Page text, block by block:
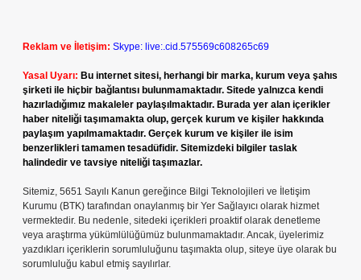
Reklam ve İletişim: Skype: live:.cid.575569c608265c69
Yasal Uyarı: Bu internet sitesi, herhangi bir marka, kurum veya şahıs
şirketi ile hiçbir bağlantısı bulunmamaktadır. Sitede yalnızca kendi
hazırladığımız makaleler paylaşılmaktadır. Burada yer alan içerikler
haber niteliği taşımamakta olup, gerçek kurum ve kişiler hakkında
paylaşım yapılmamaktadır. Gerçek kurum ve kişiler ile isim
benzerlikleri tamamen tesadüfidir. Sitemizdeki bilgiler taslak
halindedir ve tavsiye niteliği taşımazlar.
Sitemiz, 5651 Sayılı Kanun gereğince Bilgi Teknolojileri ve İletişim
Kurumu (BTK) tarafından onaylanmış bir Yer Sağlayıcı olarak hizmet
vermektedir. Bu nedenle, sitedeki içerikleri proaktif olarak denetleme
veya araştırma yükümlülüğümüz bulunmamaktadır. Ancak, üyelerimiz
yazdıkları içeriklerin sorumluluğunu taşımakta olup, siteye üye olarak bu
sorumluluğu kabul etmiş sayılırlar.